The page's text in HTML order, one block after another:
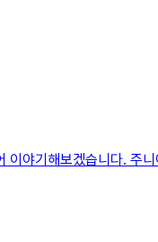
야기해보겠습니다. 주